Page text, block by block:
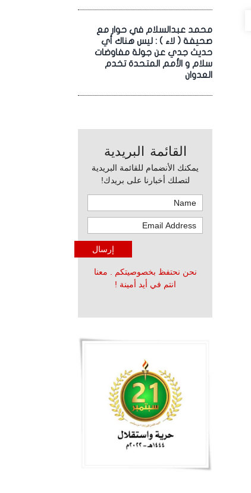
محمد عبدالسلام في حوار مع
صحيفة ( لاء ) : ليس هناك أي
حديث جدي عن جولة مفاوضات
سلام و الأمم المتحدة تخدم
العدوان
القائمة البريدية
يمكنك الأنضمام للقائمة البريدية
لتصلك أخبارنا على بريدك!
نحن نحتفظ بخصوصيتكم . معنا
انتم في أيد أمينة !